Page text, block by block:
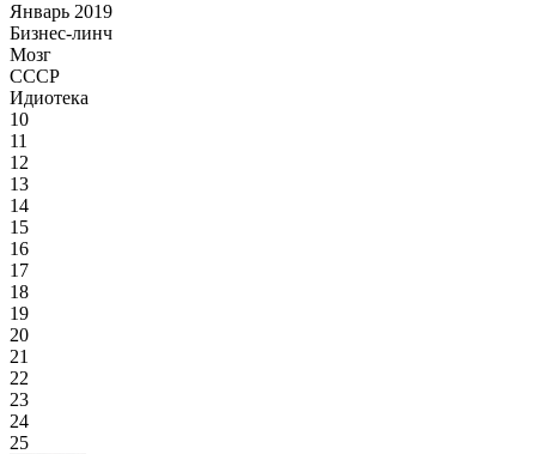
Январь 2019
Бизнес-линч
Мозг
СССР
Идиотека
10
11
12
13
14
15
16
17
18
19
20
21
22
23
24
25